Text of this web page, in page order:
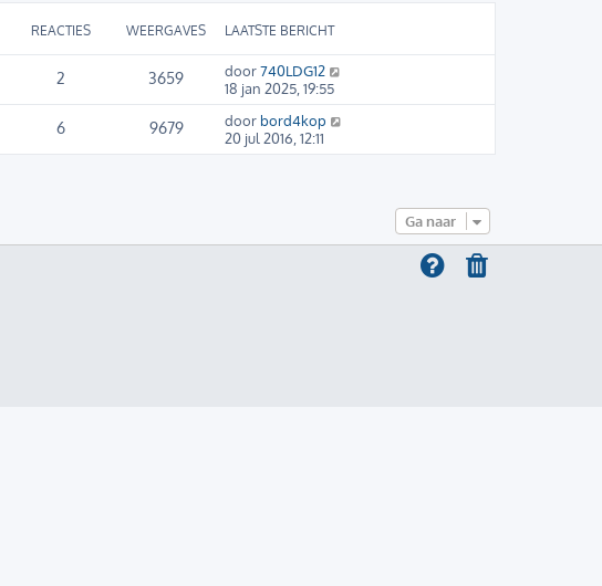
REACTIES WEERGAVES LAATSTE BERICHT
2 3659 door740LDG12
18 jan 2025, 19:55
6 9679 door bord4kop
20 jul 2016, 12:11
Ga naar